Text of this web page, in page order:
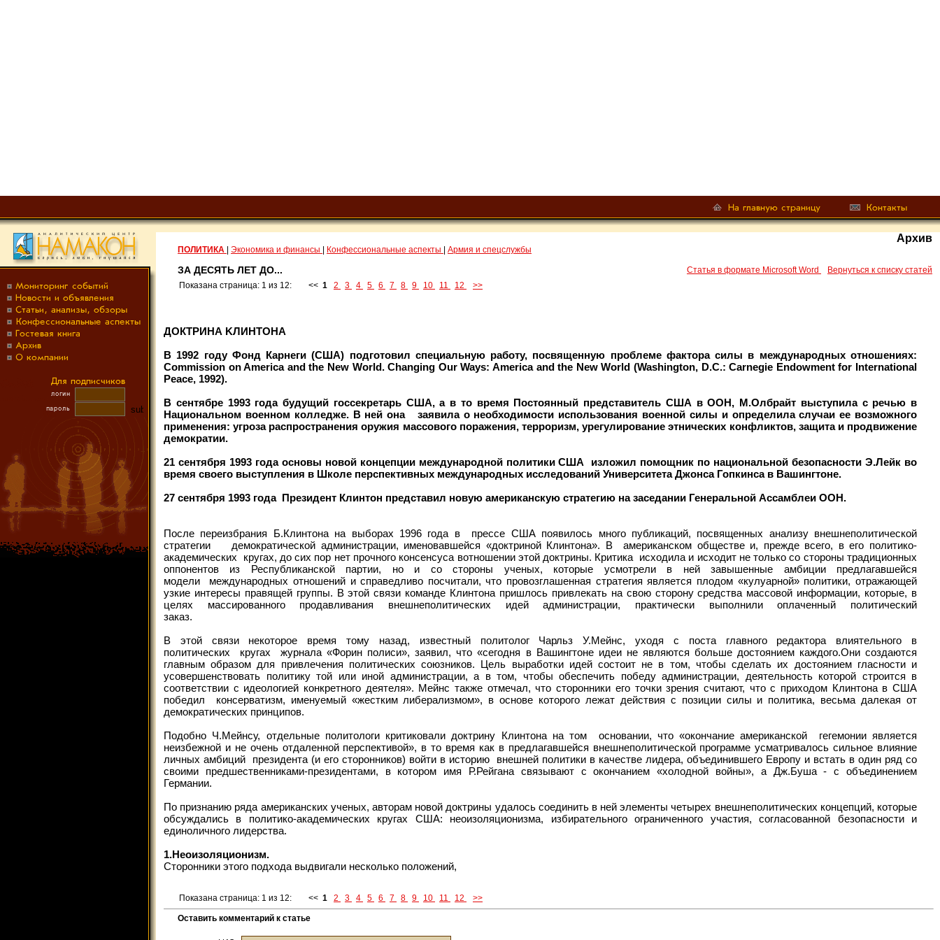
Архив
ПОЛИТИКА Экономика и финансы Конфессиональные аспекты Армия и спецслужбы
ЗА ДЕСЯТЬ ЛЕТ ДО... Статья в формате Microsoft Word
Вернуться к списку статей
Показана страница: 1 из 12:
<< 1 2 3 4 5 6 7 8 9 10 11 12 >>
ДОКТРИНА KЛИHTOHA
В 1992 году Фонд Карнеги (США) подготовил специальную работу, посвященную проблеме фактора силы в международных отношениях:
Commission on America and the New World. Changing Our Ways: America and the New World (Washington, D.C.: Carnegie Endowment for International
Peace, 1992).
В сентябре 1993 года будущий госсекретарь США, а в то время Постоянный представитель США в ООН, М.Олбрайт выступила с речью в
Национальном военном колледже. В ней она заявила о необходимости использования военной силы и определила случаи ее возможного
применения: угроза распространения оружия массового поражения, терроризм, урегулирование этнических конфликтов, защита и продвижение
демократии.
21 сентября 1993 года основы новой концепции международной политики США изложил помощник по национальной безопасности Э.Лейк во
время своего выступления в Школе перспективных международных исследований Университета Джонса Гопкинса в Вашингтоне.
27 сентября 1993 года Президент Клинтон представил новую американскую стратегию на заседании Генеральной Ассамблеи ООН.
После переизбрания Б.Клинтона на выборах 1996 года в прессе США появилось много публикаций, посвященных анализу внешнеполитической
стратегии демократической администрации, именовавшейся «доктриной Клинтона». В американском обществе и, прежде всего, в его политико-
академических кругах, до сих пор нет прочного консенсуса вотношении этой доктрины. Критика исходила и исходит не только со стороны традиционных
оппонентов из Республиканской партии, но и со стороны ученых, которые усмотрели в ней завышенные амбиции предлагавшейся
модели международных отношений и справедливо посчитали, что провозглашенная стратегия является плодом «кулуарной» политики, отражающей
узкие интересы правящей группы. В этой связи команде Клинтона пришлось привлекать на свою сторону средства массовой информации, которые, в
целях массированного продавливания внешнеполитических идей администрации, практически выполнили оплаченный политический
заказ.
В этой связи некоторое время тому назад, известный политолог Чарльз У.Мейнс, уходя с поста главного редактора влиятельного в
политических кругах журнала «Форин полиси», заявил, что «сегодня в Вашингтоне идеи не являются больше достоянием каждого.Они создаются
главным образом для привлечения политических союзников. Цель выработки идей состоит не в том, чтобы сделать их достоянием гласности и
усовершенствовать политику той или иной администрации, а в том, чтобы обеспечить победу администрации, деятельность которой строится в
соответствии с идеологией конкретного деятеля». Мейнс также отмечал, что сторонники его точки зрения считают, что с приходом Клинтона в США
победил консерватизм, именуемый «жестким либерализмом», в основе которого лежат действия с позиции силы и политика, весьма далекая от
демократических принципов.
Подобно Ч.Мейнсу, отдельные политологи критиковали доктрину Клинтона на том основании, что «окончание американской гегемонии является
неизбежной и не очень отдаленной перспективой», в то время как в предлагавшейся внешнеполитической программе усматривалось сильное влияние
личных амбиций президента (и его сторонников) войти в историю внешней политики в качестве лидера, объединившего Европу и встать в один ряд со
своими предшественниками-президентами, в котором имя Р.Рейгана связывают с окончанием «холодной войны», а Дж.Буша - с объединением
Германии.
По признанию ряда американских ученых, авторам новой доктрины удалось соединить в ней элементы четырех внешнеполитических концепций, которые
обсуждались в политико-академических кругах США: неоизоляционизма, избирательного ограниченного участия, согласованной безопасности и
единоличного лидерства.
1.Неоизоляционизм.
Сторонники этого подхода выдвигали несколько положений,
Показана страница: 1 из 12: << 1 2 3 4 5 6 7 8 9 10 11 12 >>
Оставить комментарий к статье